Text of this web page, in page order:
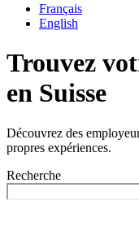
Français
English
Trouvez
en Suisse
Découvrez des
propres expériences.
Recherche